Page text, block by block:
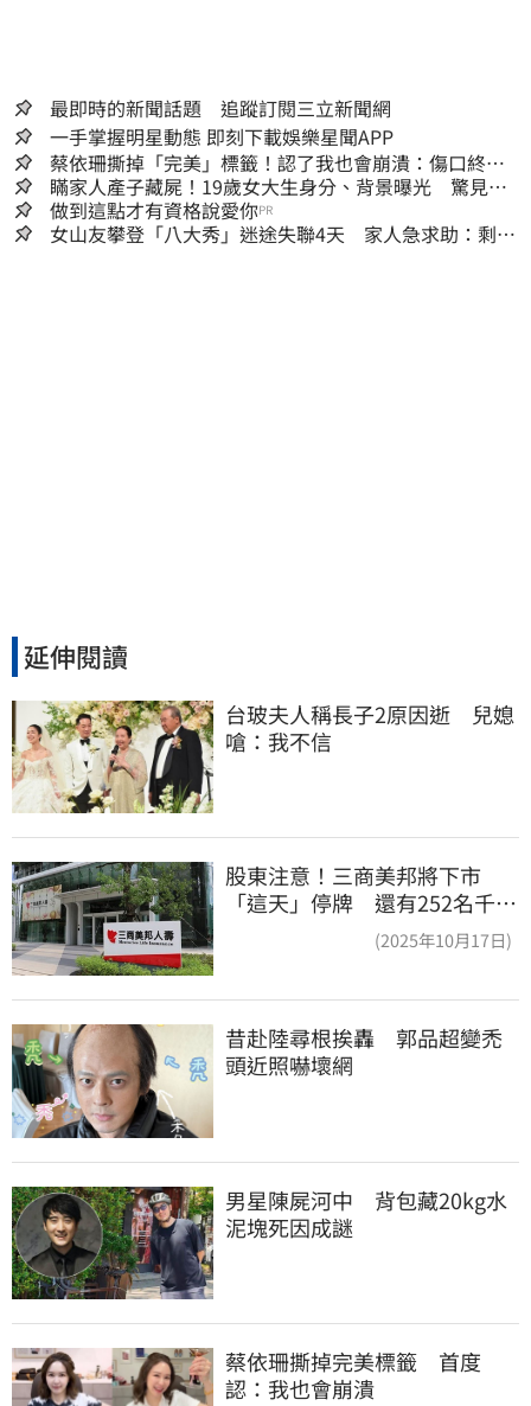
最即時的新聞話題 追蹤訂閱三立新聞網
一手掌握明星動態 即刻下載娛樂星聞APP
蔡依珊撕掉「完美」標籤！認了我也會崩潰：傷口終究
會癒合
瞞家人產子藏屍！19歲女大生身分、背景曝光 驚見
「產檢紀錄全空白」
做到這點才有資格說愛你PR
女山友攀登「八大秀」迷途失聯4天 家人急求助：剩我
延伸閱讀
台玻夫人稱長子2原因逝　兒媳
嗆：我不信
股東注意！三商美邦將下市
「這天」停牌 還有252名千張
(2025年10月17日)
昔赴陸尋根挨轟　郭品超變禿
頭近照嚇壞網
男星陳屍河中　背包藏20kg水
泥塊死因成謎
蔡依珊撕掉完美標籤　首度
認：我也會崩潰